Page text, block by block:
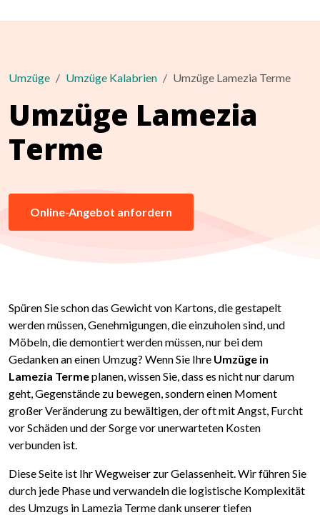
Umzüge Umzüge Kalabrien Umzüge Lamezia Terme
Umzüge Lamezia
Terme
Online-Angebot anfordern
Spüren Sie schon das Gewicht von Kartons, die gestapelt
werden müssen, Genehmigungen, die einzuholen sind, und
Möbeln, die demontiert werden müssen, nur bei dem
Gedanken an einen Umzug? Wenn Sie Ihre Umzüge in
Lamezia Termeplanen, wissen Sie, dass es nicht nur darum
geht, Gegenstände zu bewegen, sondern einen Moment
großer Veränderung zu bewältigen, der oft mit Angst, Furcht
vor Schäden und der Sorge vor unerwarteten Kosten
verbunden ist.
Diese Seite ist Ihr Wegweiser zur Gelassenheit. Wir führen Sie
durch jede Phase und verwandeln die logistische Komplexität
des Umzugs in Lamezia Terme dank unserer tiefen